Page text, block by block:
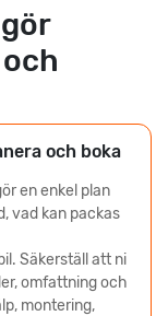
och boka
en enkel plan
vad kan packas
Säkerställ att ni
omfattning och
montering,